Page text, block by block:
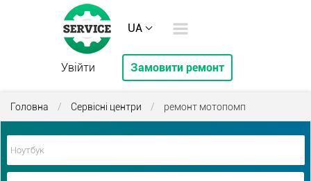
UA
Увійти Замовити ремонт
Головна / Сервісні центри / ремонт мотопомп